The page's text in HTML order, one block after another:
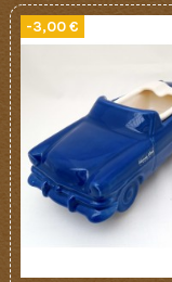
-3,00 €